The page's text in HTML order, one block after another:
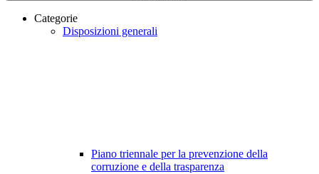
Categorie
Disposizioni generali
Piano triennale per la prevenzione della
corruzione e della trasparenza